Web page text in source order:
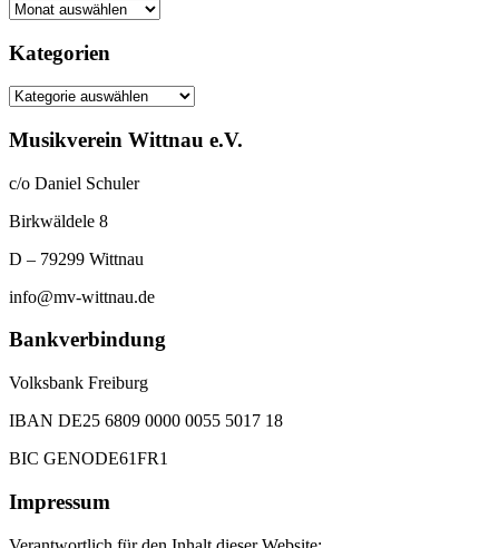
Archiv
Kategorien
Kategorien
Musikverein Wittnau e.V.
c/o Daniel Schuler
Birkwäldele 8
D – 79299 Wittnau
info@mv-wittnau.de
Bankverbindung
Volksbank Freiburg
IBAN DE25 6809 0000 0055 5017 18
BIC GENODE61FR1
Impressum